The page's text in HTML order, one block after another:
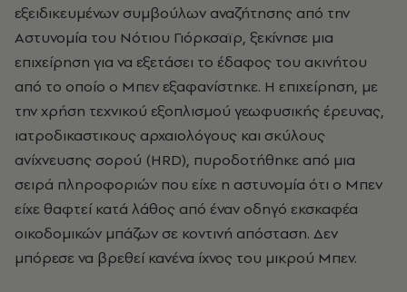
εξειδικευμένων συμβούλων αναζήτησης από την
Αστυνομία του Νότιου Γιόρκσαϊρ, ξεκίνησε μια
επιχείρηση για να εξετάσει το έδαφος του ακινήτου
από το οποίο ο Μπεν εξαφανίστηκε. Η επιχείρηση, με
την χρήση τεχνικού εξοπλισμού γεωφυσικής έρευνας,
ιατροδικαστικους αρχαιολόγους και σκύλους
ανίχνευσης σορού (HRD), πυροδοτήθηκε από μια
σειρά πληροφοριών που είχε η αστυνομία ότι ο Μπεν
είχε θαφτεί κατά λάθος από έναν οδηγό εκσκαφέα
οικοδομικών μπάζων σε κοντινή απόσταση. Δεν
μπόρεσε να βρεθεί κανένα ίχνος του μικρού Μπεν.